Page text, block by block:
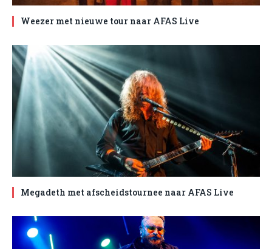
Weezer met nieuwe tour naar AFAS Live
Megadeth met afscheidstournee naar AFAS Live